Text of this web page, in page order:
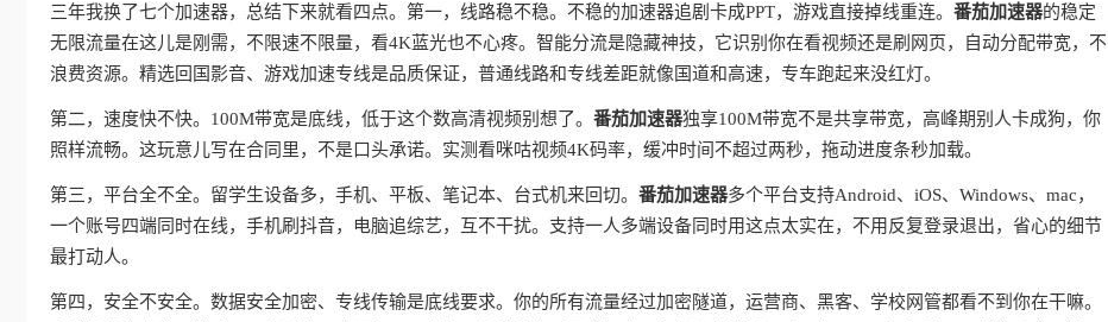
三年我换了七个加速器，总结下来就看四点。第一，线路稳不稳。不稳的加速器追剧卡成PPT，游戏直接掉线重连。 番茄加速器的稳定
无限流量在这儿是刚需，不限速不限量，看4K蓝光也不心疼。智能分流是隐藏神技，它识别你在看视频还是刷网页，自动分配带宽，不
浪费资源。精选回国影音、游戏加速专线是品质保证，普通线路和专线差距就像国道和高速，专车跑起来没红灯。
第二，速度快不快。100M带宽是底线，低于这个数高清视频别想了。 番茄加速器独享100M带宽不是共享带宽，高峰期别人卡成狗，你
照样流畅。这玩意儿写在合同里，不是口头承诺。实测看咪咕视频4K码率，缓冲时间不超过两秒，拖动进度条秒加载。
第三，平台全不全。留学生设备多，手机、平板、笔记本、台式机来回切。 番茄加速器多个平台支持Android、iOS、Windows、mac，
一个账号四端同时在线，手机刷抖音，电脑追综艺，互不干扰。支持一人多端设备同时用这点太实在，不用反复登录退出，省心的细节
最打动人。
第四，安全不安全。数据安全加密、专线传输是底线要求。你的所有流量经过加密隧道，运营商、黑客、学校网管都看不到你在干嘛。